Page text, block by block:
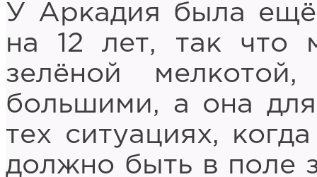
У Аркадия была
на 12 лет, так что
зелёной
большими, а она
тех ситуациях,
должно быть в поле